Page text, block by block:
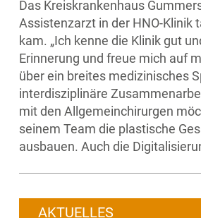
Das Kreiskrankenhaus
Assistenzarzt in der HNO-Klinik
kam. „Ich kenne die Klinik gut
Erinnerung und freue mich auf
über ein breites medizinisches
interdisziplinäre
mit den Allgemeinchirurgen
seinem Team die plastische
ausbauen. Auch die
AKTUELLES